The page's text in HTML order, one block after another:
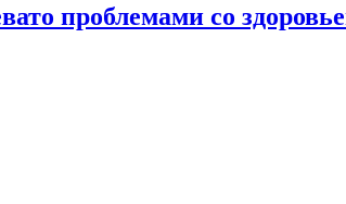
проблемами со